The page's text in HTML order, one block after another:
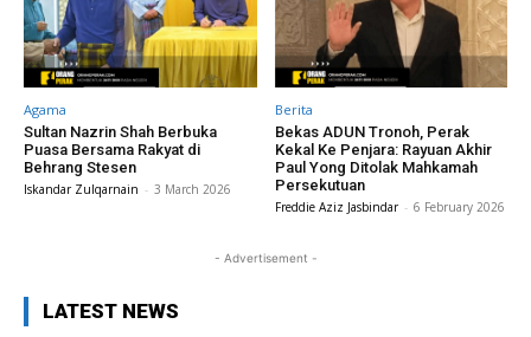
Agama
Sultan Nazrin Shah Berbuka
Puasa Bersama Rakyat di
Behrang Stesen
Iskandar Zulqarnain - 3 March 2026
Berita
Bekas ADUN Tronoh, Perak
Kekal Ke Penjara: Rayuan Akhir
Paul Yong Ditolak Mahkamah
Persekutuan
Freddie Aziz Jasbindar - 6 February 2026
- Advertisement -
LATEST NEWS